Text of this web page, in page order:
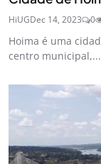
HiUGDec 14, 2023 0
Hoima é uma
centro municipal,...